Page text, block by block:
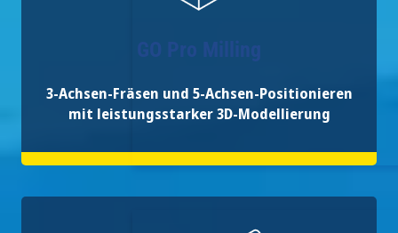
3-Achsen-Fräsen und 5-Achsen-Positionieren
mit leistungsstarker 3D-Modellierung